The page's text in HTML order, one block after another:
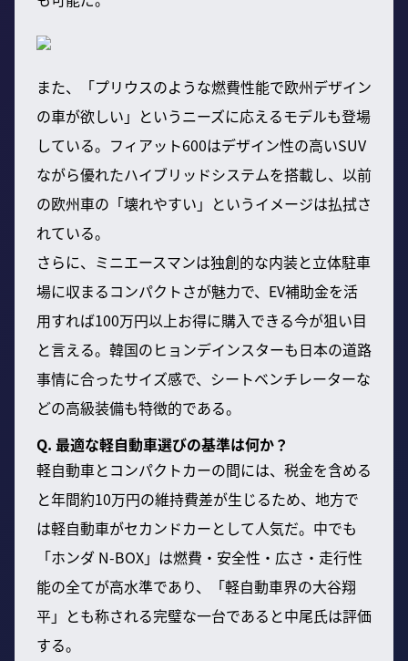
また、「プリウスのような燃費性能で欧州デザイン
の車が欲しい」というニーズに応えるモデルも登場
している。フィアット600はデザイン性の高いSUV
ながら優れたハイブリッドシステムを搭載し、以前
の欧州車の「壊れやすい」というイメージは払拭さ
れている。
さらに、ミニエースマンは独創的な内装と立体駐車
場に収まるコンパクトさが魅力で、EV補助金を活
用すれば100万円以上お得に購入できる今が狙い目
と言える。韓国のヒョンデインスターも日本の道路
事情に合ったサイズ感で、シートベンチレーターな
どの高級装備も特徴的である。
Q. 最適な軽自動車選びの基準は何か？
軽自動車とコンパクトカーの間には、税金を含める
と年間約10万円の維持費差が生じるため、地方で
は軽自動車がセカンドカーとして人気だ。中でも
「ホンダ N-BOX」は燃費・安全性・広さ・走行性
能の全てが高水準であり、「軽自動車界の大谷翔
平」とも称される完璧な一台であると中尾氏は評価
する。